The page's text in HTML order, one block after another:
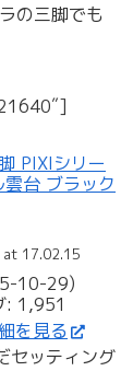
の三脚でも
PIXIシリー
台 ブラック
at 17.02.15
10-29)
: 1,951
を見る
セッティング